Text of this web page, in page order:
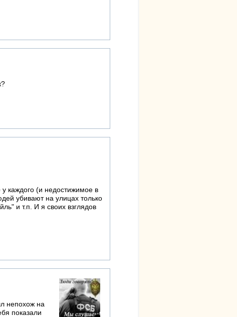
каждого (и недостижимое в
убивают на улицах только
и т.п. И я своих взглядов
непохож на
показали